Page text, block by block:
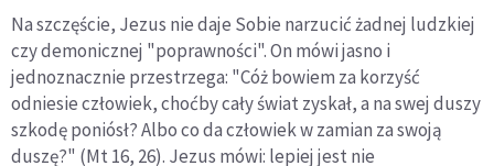
Na szczęście, Jezus nie daje Sobie narzucić żadnej ludzkiej
czy demonicznej "poprawności". On mówi jasno i
jednoznacznie przestrzega: "Cóż bowiem za korzyść
odniesie człowiek, choćby cały świat zyskał, a na swej duszy
szkodę poniósł? Albo co da człowiek w zamian za swoją
duszę?" (Mt 16, 26). Jezus mówi: lepiej jest nie